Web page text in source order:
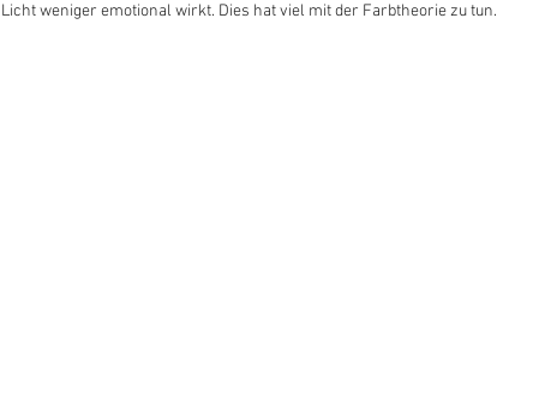
Licht weniger emotional wirkt. Dies hat viel mit der Farbtheorie zu tun.